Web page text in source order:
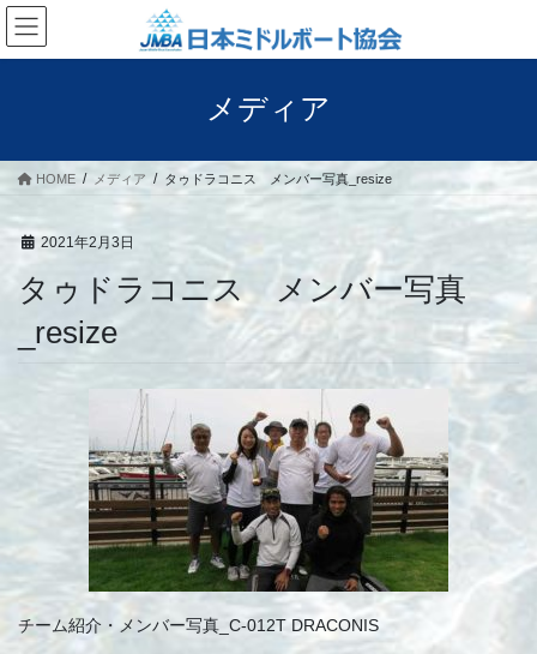
コ
ン
テ
ス
プ
ナ
ビ
ゲ
ン
動
メディア
HOME メディア タゥドラコニス メンバー写真_resize
2021年2月3日
タゥドラコニス メンバー写真
_resize
チーム紹介・メンバー写真_C-012T DRACONIS